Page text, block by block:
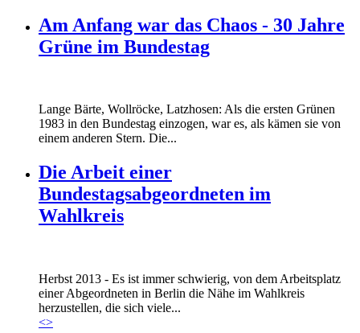
Am Anfang war das Chaos - 30 Jahre
Grüne im Bundestag
Lange Bärte, Wollröcke, Latzhosen: Als die ersten Grünen
1983 in den Bundestag einzogen, war es, als kämen sie von
einem anderen Stern. Die...
Die Arbeit einer
Bundestagsabgeordneten im
Wahlkreis
Marie_und_Wahlkreis.jpg
Marie_und_Wahlkreis.jpg
Herbst 2013 - Es ist immer schwierig, von dem Arbeitsplatz
einer Abgeordneten in Berlin die Nähe im Wahlkreis
herzustellen, die sich viele...
<>